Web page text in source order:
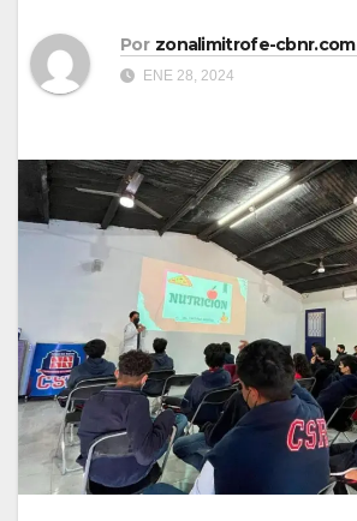
Por zonalimitrofe-cbnr.com
ENE 28, 2024